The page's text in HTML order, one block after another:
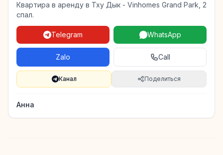
Квартира в аренду в Тху Дык - Vinhomes Grand Park, 2
спал.
Telegram WhatsApp
Zalo Call
Канал Поделиться
Анна